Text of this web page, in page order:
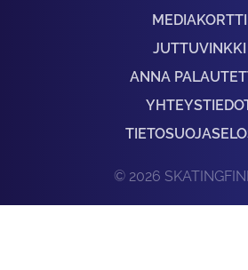
MEDIAKORTTI
JUTTUVINKKI
ANNA
© 2026